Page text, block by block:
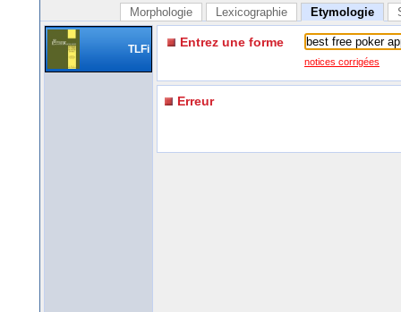
Morphologie Lexicographie Etymologie
TLFi Entrez une forme
notices corrigées
Erreur